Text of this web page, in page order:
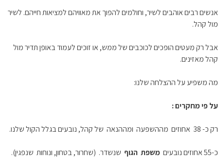
אנשים רבים אוהבים לשיר, וחולמים להפוך את מאוויהם למציאות חייהם. לשיר
מול קהל.
אבל רק מעטים הופכים לכוכבים של ממש, או זוכים לעמוד באופן תדיר מול
קהל מאזינים.
מה משפיע על ההצלחה שלנו:
על פי מחקרים :
רק כ- 38 אחוזים מההשפעה ומההנאה של קהל, נובעים בגלל הקול שלנו.
כ-55 אחוזים נובעים משפת הגוף שנשדר. (שחרור, בטחון, ונוחות שנפגין).